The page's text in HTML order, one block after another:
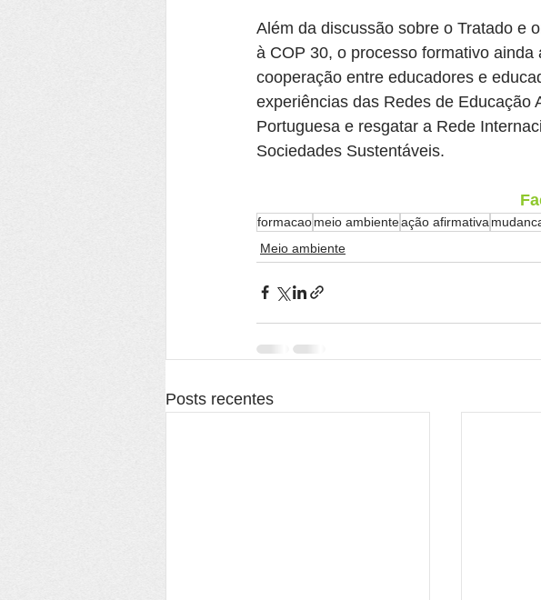
Além da discussão sobre o Tratado e
à COP 30, o processo formativo
cooperação entre educadores e
experiências das Redes de Educação
Portuguesa e resgatar a Rede
Sociedades Sustentáveis.
formacaomeio ambienteação afirmativa
Meio ambiente
Posts recentes